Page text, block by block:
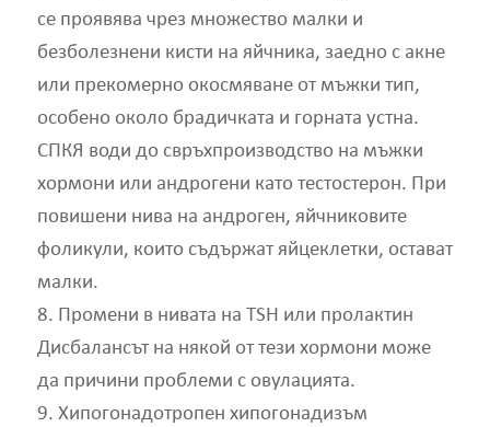
се проявява чрез множество малки и
безболезнени кисти на яйчника, заедно с акне
или прекомерно окосмяване от мъжки тип,
особено около брадичката и горната устна.
СПКЯ води до свръхпроизводство на мъжки
хормони или андрогени като тестостерон. При
повишени нива на андроген, яйчниковите
фоликули, които съдържат яйцеклетки, остават
малки.
8. Промени в нивата на TSH или пролактин
Дисбалансът на някой от тези хормони може
да причини проблеми с овулацията.
9. Хипогонадотропен хипогонадизъм